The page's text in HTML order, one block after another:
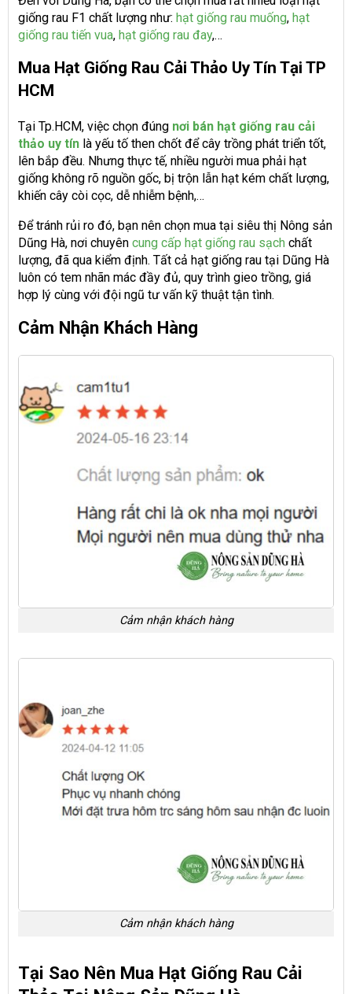
giống rau F1 chất lượng như: hạt giống rau muống, hạt
giống rau tiến vua, hạt giống rau đay,…
Mua Hạt Giống Rau Cải Thảo Uy Tín Tại TP
HCM
Tại Tp.HCM, việc chọn đúng nơi bán hạt giống rau cải
thảo uy tín là yếu tố then chốt để cây trồng phát triển tốt,
lên bắp đều. Nhưng thực tế, nhiều người mua phải hạt
giống không rõ nguồn gốc, bị trộn lẫn hạt kém chất lượng,
khiến cây còi cọc, dễ nhiễm bệnh,…
Để tránh rủi ro đó, bạn nên chọn mua tại siêu thị Nông sản
Dũng Hà, nơi chuyên cung cấp hạt giống rau sạch chất
lượng, đã qua kiểm định. Tất cả hạt giống rau tại Dũng Hà
luôn có tem nhãn mác đầy đủ, quy trình gieo trồng, giá
hợp lý cùng với đội ngũ tư vấn kỹ thuật tận tình.
Cảm Nhận Khách Hàng
Cảm nhận khách hàng
Cảm nhận khách hàng
Tại Sao Nên Mua Hạt Giống Rau Cải